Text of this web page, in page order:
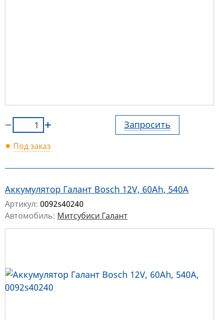
Запросить
Под заказ
Аккумулятор Галант Bosch 12V, 60Ah, 540A
Артикул: 0092s40240
Автомобиль: Митсубиси Галант